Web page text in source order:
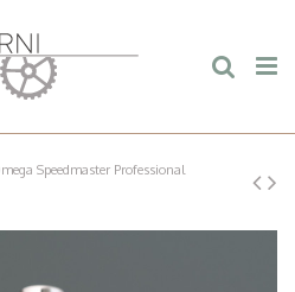
Speedmaster Professional